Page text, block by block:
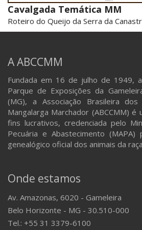
Cavalgada Temática MM
Roteiro do Queijo da Serra da
A ABCCMM
Fundada em 16 de julho de 1949,
Parque de Exposições da
(MG), a Associação Brasileira
Mangalarga Marchador (ABCCMM)
fins lucrativos, credenciada pelo
Pecuária e Abastecimento
genealógico oficial dos animais da
Onde estamos
Av. Amazonas, 6020 - Gameleira
Belo Horizonte - MG - 30.510-000
Tel.: +55 31 3379-6100